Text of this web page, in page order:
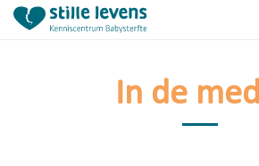
In de